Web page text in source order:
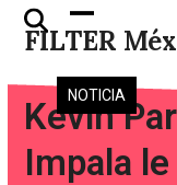
Skip
FILTER
Open
mobile
menu
Close
mobile
menu
NOTICIA
Kevin
Impala